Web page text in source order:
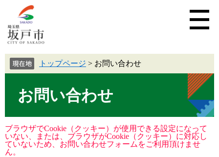
トップページ > お問い合わせ
お問い合わせ
ブラウザでCookie（クッキー）が使用できる設定になって
いない、または、ブラウザがCookie（クッキー）に対応し
ていないため、お問い合わせフォームをご利用頂けませ
ん。